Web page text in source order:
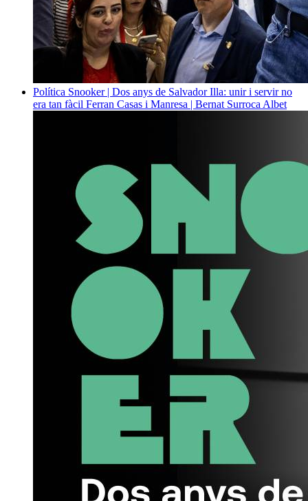
Política Snooker | Dos anys de Salvador Illa: unir i servir no
era tan fàcil Ferran Casas i Manresa | Bernat Surroca Albet